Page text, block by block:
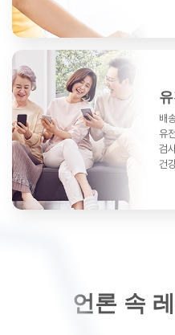
배
유
검
건
언론 속